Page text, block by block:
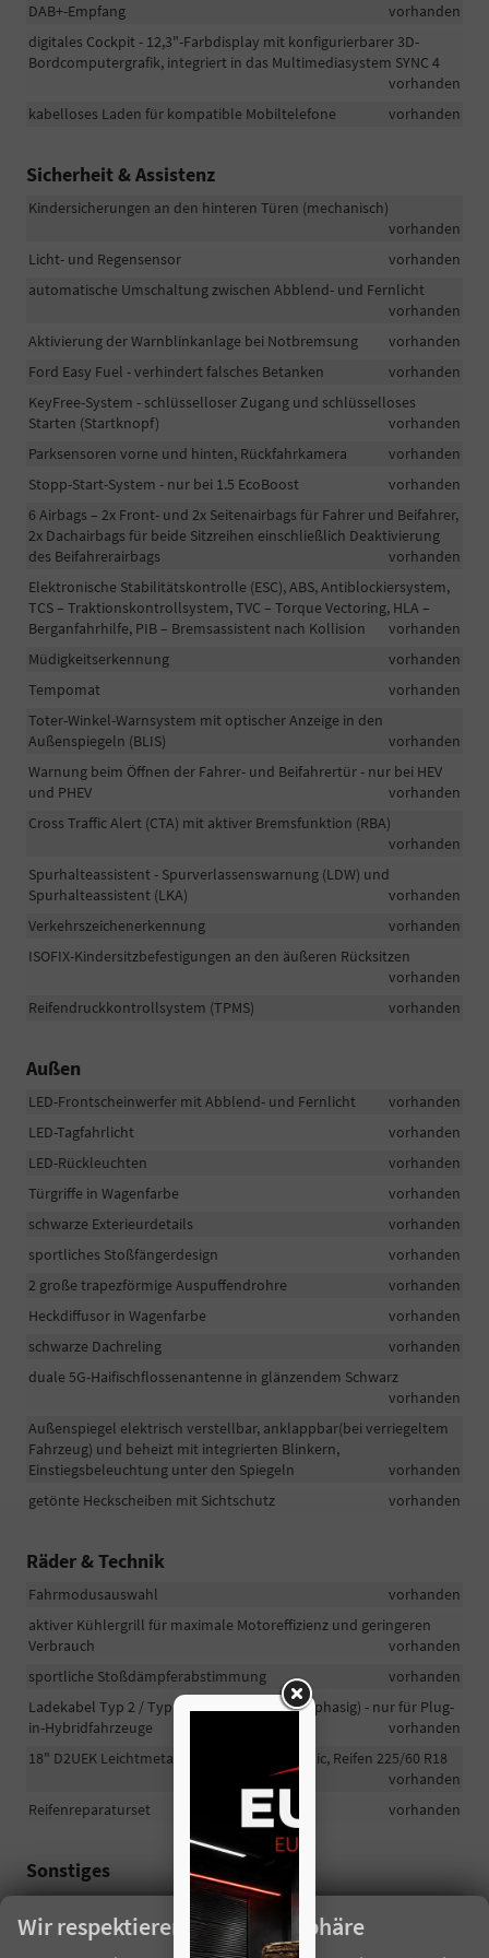
DAB+-Empfang
vorhanden
digitales Cockpit - 12,3"-Farbdisplay mit konfigurierbarer 3D-
Bordcomputergrafik, integriert in das Multimediasystem SYNC 4
vorhanden
kabelloses Laden für kompatible Mobiltelefone
vorhanden
Sicherheit & Assistenz
Kindersicherungen an den hinteren Türen (mechanisch)
vorhanden
Licht- und Regensensor
vorhanden
automatische Umschaltung zwischen Abblend- und Fernlicht
vorhanden
Aktivierung der Warnblinkanlage bei Notbremsung
vorhanden
Ford Easy Fuel - verhindert falsches Betanken
vorhanden
KeyFree-System - schlüsselloser Zugang und schlüsselloses
Starten (Startknopf)
vorhanden
Parksensoren vorne und hinten, Rückfahrkamera
vorhanden
Stopp-Start-System - nur bei 1.5 EcoBoost
vorhanden
6 Airbags – 2x Front- und 2x Seitenairbags für Fahrer und Beifahrer,
2x Dachairbags für beide Sitzreihen einschließlich Deaktivierung
des Beifahrerairbags
vorhanden
Elektronische Stabilitätskontrolle (ESC), ABS, Antiblockiersystem,
TCS – Traktionskontrollsystem, TVC – Torque Vectoring, HLA –
Berganfahrhilfe, PIB – Bremsassistent nach Kollision
vorhanden
Müdigkeitserkennung
vorhanden
Tempomat
vorhanden
Toter-Winkel-Warnsystem mit optischer Anzeige in den
Außenspiegeln (BLIS)
vorhanden
Warnung beim Öffnen der Fahrer- und Beifahrertür - nur bei HEV
und PHEV
vorhanden
Cross Traffic Alert (CTA) mit aktiver Bremsfunktion (RBA)
vorhanden
Spurhalteassistent - Spurverlassenswarnung (LDW) und
Spurhalteassistent (LKA)
vorhanden
Verkehrszeichenerkennung
vorhanden
ISOFIX-Kindersitzbefestigungen an den äußeren Rücksitzen
vorhanden
Reifendruckkontrollsystem (TPMS)
vorhanden
Außen
LED-Frontscheinwerfer mit Abblend- und Fernlicht
vorhanden
LED-Tagfahrlicht
vorhanden
LED-Rückleuchten
vorhanden
Türgriffe in Wagenfarbe
vorhanden
schwarze Exterieurdetails
vorhanden
sportliches Stoßfängerdesign
vorhanden
2 große trapezförmige Auspuffendrohre
vorhanden
Heckdiffusor in Wagenfarbe
vorhanden
schwarze Dachreling
vorhanden
duale 5G-Haifischflossenantenne in glänzendem Schwarz
vorhanden
Außenspiegel elektrisch verstellbar, anklappbar(bei verriegeltem
Fahrzeug) und beheizt mit integrierten Blinkern,
Einstiegsbeleuchtung unter den Spiegeln
vorhanden
getönte Heckscheiben mit Sichtschutz
vorhanden
Räder & Technik
Fahrmodusauswahl
vorhanden
aktiver Kühlergrill für maximale Motoreffizienz und geringeren
Verbrauch
vorhanden
sportliche Stoßdämpferabstimmung
vorhanden
Ladekabel Typ 2 / Typ 2 (Mennekes) (16 A, 1-phasig) - nur für Plug-
in-Hybridfahrzeuge
vorhanden
18" D2UEK Leichtmetallfelgen in Rock Metallic, Reifen 225/60 R18
vorhanden
Reifenreparaturset
vorhanden
Sonstiges
Herstellergarantie 5 Jahre/100.000 km
Wir respektieren Ihre Privatsphäre